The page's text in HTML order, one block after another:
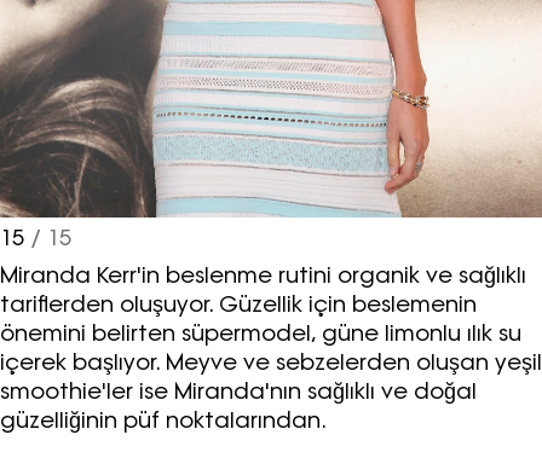
15 / 15
Miranda Kerr'in beslenme rutini organik ve sağlıklı
tariflerden oluşuyor. Güzellik için beslemenin
önemini belirten süpermodel, güne limonlu ılık su
içerek başlıyor. Meyve ve sebzelerden oluşan yeşil
smoothie'ler ise Miranda'nın sağlıklı ve doğal
güzelliğinin püf noktalarından.